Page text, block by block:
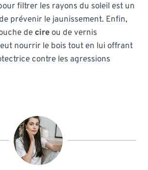
filtrer les rayons du soleil est un
prévenir le jaunissement. Enfin,
de cire ou de vernis
nourrir le bois tout en lui offrant
contre les agressions